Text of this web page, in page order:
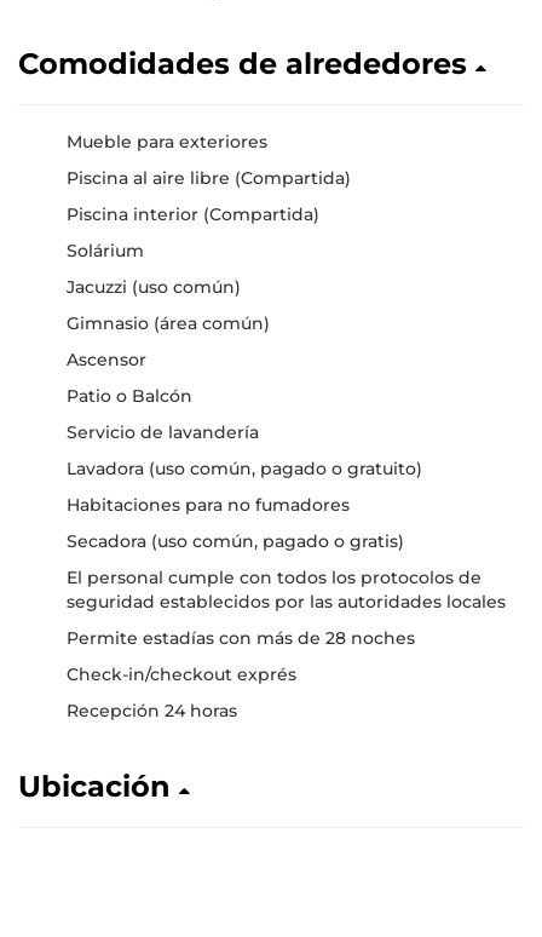
Comodidades de alrededores
Mueble para exteriores
Piscina al aire libre (Compartida)
Piscina interior (Compartida)
Solárium
Jacuzzi (uso común)
Gimnasio (área común)
Ascensor
Patio o Balcón
Servicio de lavandería
Lavadora (uso común, pagado o gratuito)
Habitaciones para no fumadores
Secadora (uso común, pagado o gratis)
El personal cumple con todos los protocolos de
seguridad establecidos por las autoridades locales
Permite estadías con más de 28 noches
Check-in/checkout exprés
Recepción 24 horas
Ubicación